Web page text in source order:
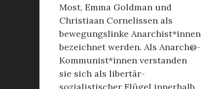
Most, Emma Goldman und
Christiaan Cornelissen als
bewegungslinke Anarchist*innen
bezeichnet werden. Als Anarch@-
Kommunist*innen verstanden
sie sich als libertär-